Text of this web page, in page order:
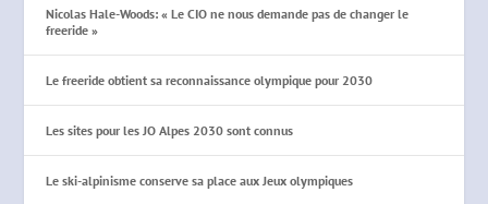
Nicolas Hale-Woods: « Le CIO ne nous demande pas de changer le
freeride »
Le freeride obtient sa reconnaissance olympique pour 2030
Les sites pour les JO Alpes 2030 sont connus
Le ski-alpinisme conserve sa place aux Jeux olympiques